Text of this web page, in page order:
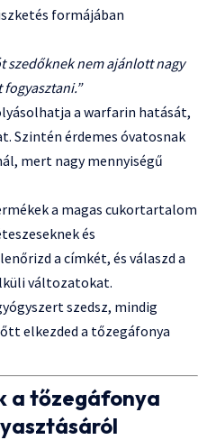
formájában
szedőknek nem ajánlott nagy
a warfarin hatását,
Szintén érdemes óvatosnak
mert nagy mennyiségű
a magas cukortartalom
és
a címkét, és válaszd a
változatokat.
szedsz, mindig
elkezded a tőzegáfonya
a tőzegáfonya